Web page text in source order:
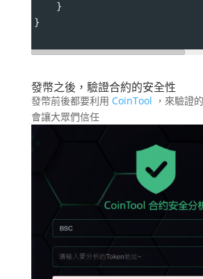
    }
}
發幣之後，驗證合約的安全性
發幣前後都要利用 CoinTool ，來驗證
會讓大眾們信任